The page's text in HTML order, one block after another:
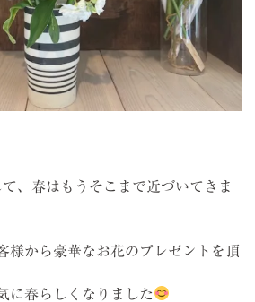
、春はもうそこまで近づいてきま
様から豪華なお花のプレゼントを頂
に春らしくなりました